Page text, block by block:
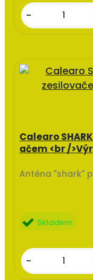
-
Calearo
ačem <br /
Anténa "shark"
Skladem
-